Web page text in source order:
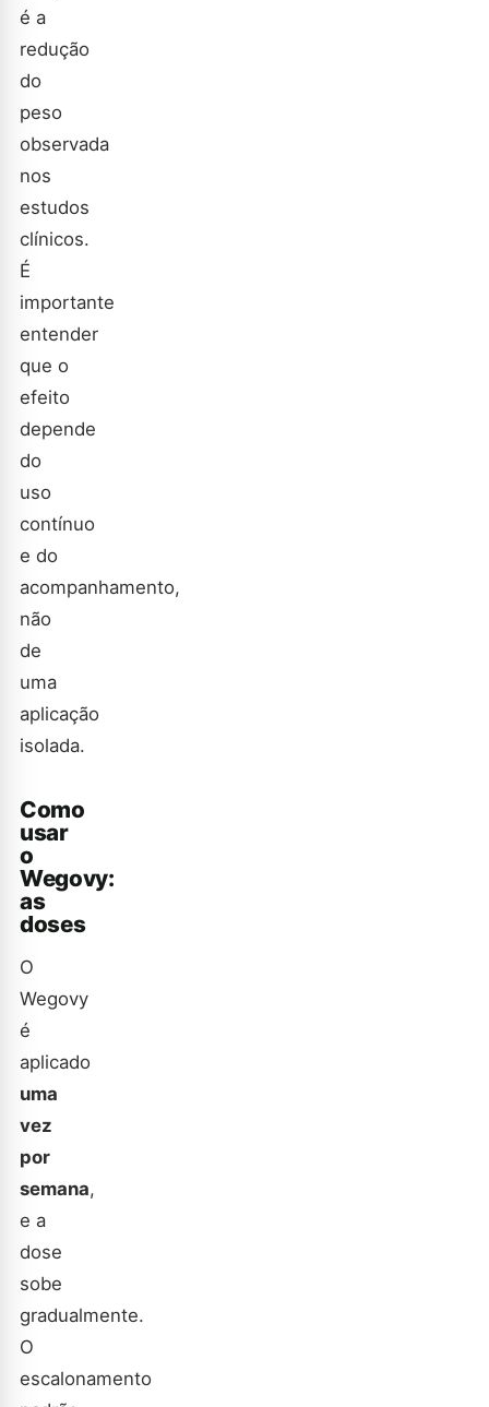
é a
redução
do
peso
observada
nos
estudos
clínicos.
É
importante
entender
que o
efeito
depende
do
uso
contínuo
e do
acompanhamento,
não
de
uma
aplicação
isolada.
Como
usar
o
Wegovy:
as
doses
O
Wegovy
é
aplicado
uma
vez
por
semana,
e a
dose
sobe
gradualmente.
O
escalonamento